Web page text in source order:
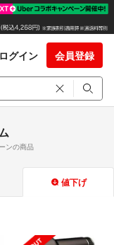
ログイン 会員登録
ンの商品
値下げ